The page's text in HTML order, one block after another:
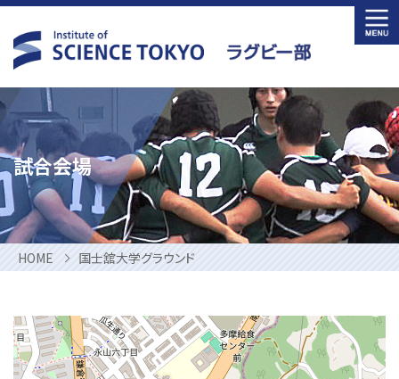
Skip
to
content
試合会場
HOME 国士舘大学グラウンド